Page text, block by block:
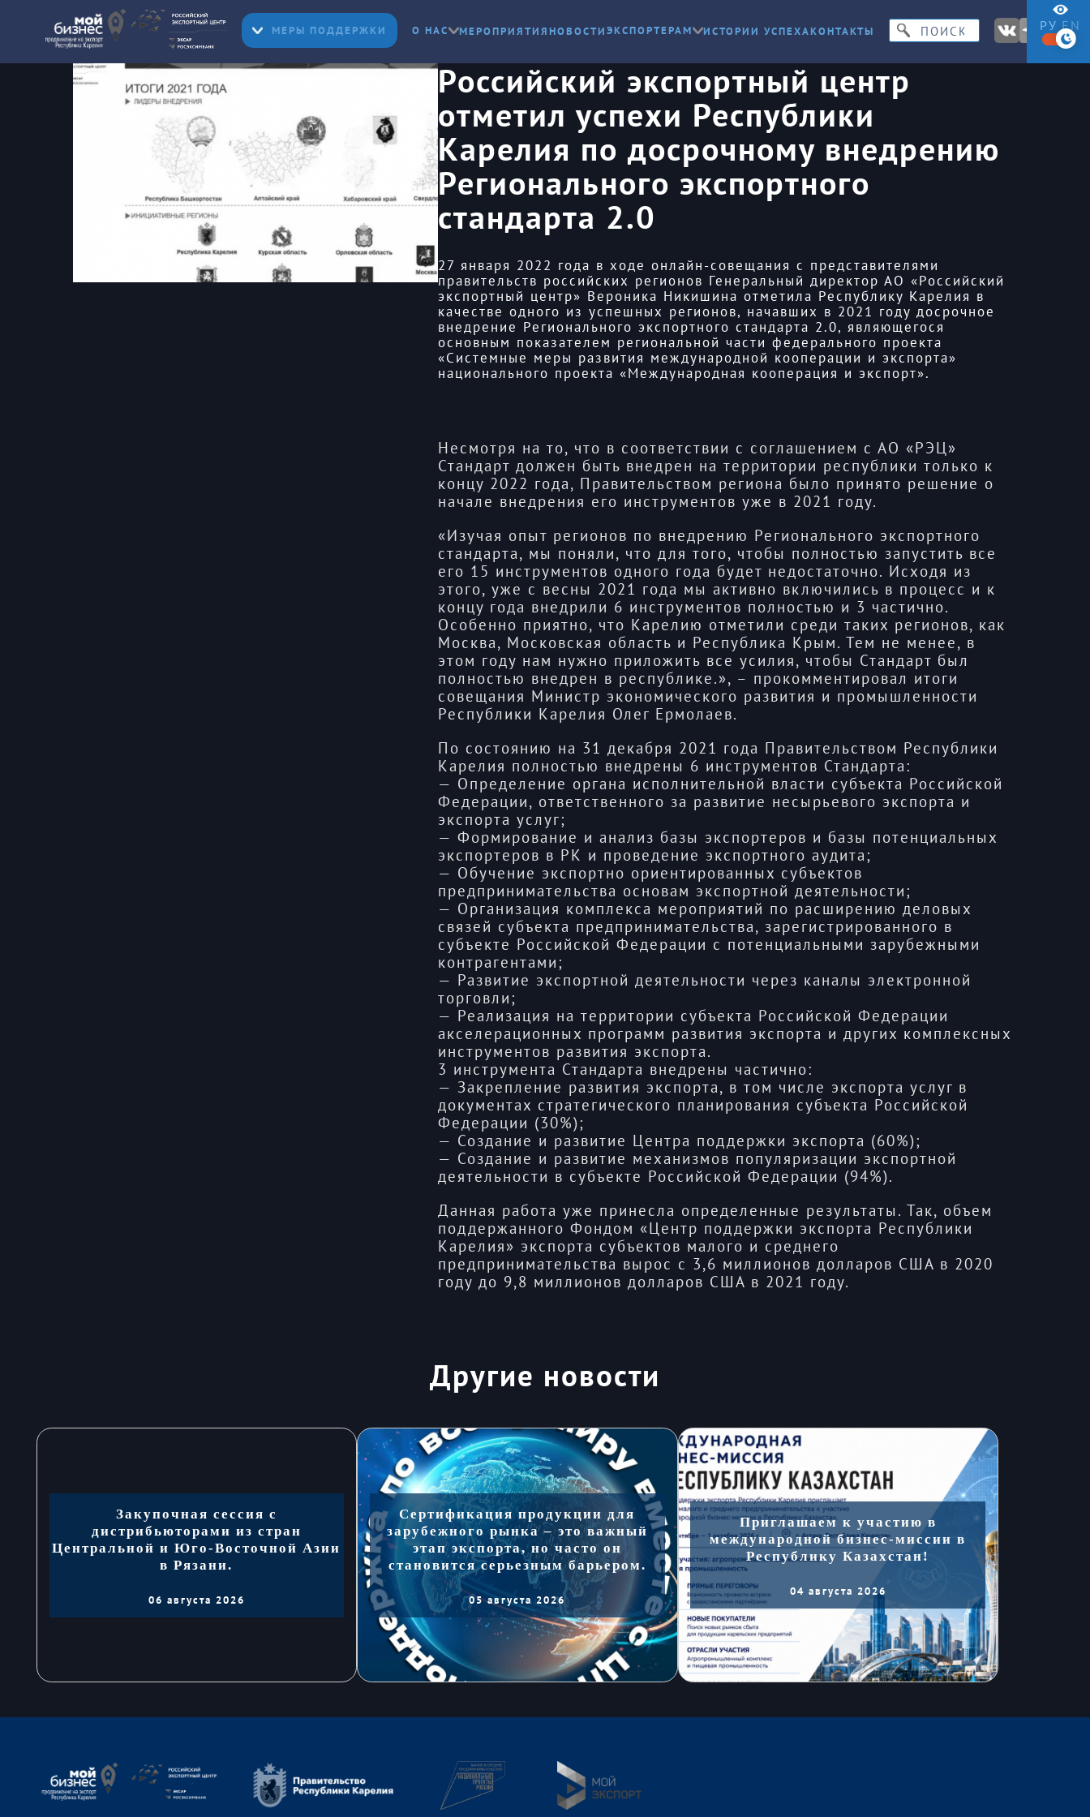
МЕРЫ ПОДДЕРЖКИ О НАС МЕРОПРИЯТИЯНОВОСТИЭКСПОРТЕРАМ ИСТОРИИ УСПЕХАКОНТАКТЫ РУ EN
Российский экспортный центр
отметил успехи Республики
Карелия по досрочному внедрению
Регионального экспортного
стандарта 2.0
27 января 2022 года в ходе онлайн-совещания с представителями
правительств российских регионов Генеральный директор АО «Российский
экспортный центр» Вероника Никишина отметила Республику Карелия в
качестве одного из успешных регионов, начавших в 2021 году досрочное
внедрение Регионального экспортного стандарта 2.0, являющегося
основным показателем региональной части федерального проекта
«Системные меры развития международной кооперации и экспорта»
национального проекта «Международная кооперация и экспорт».
Несмотря на то, что в соответствии с соглашением с АО «РЭЦ»
Стандарт должен быть внедрен на территории республики только к
концу 2022 года, Правительством региона было принято решение о
начале внедрения его инструментов уже в 2021 году.
«Изучая опыт регионов по внедрению Регионального экспортного
стандарта, мы поняли, что для того, чтобы полностью запустить все
его 15 инструментов одного года будет недостаточно. Исходя из
этого, уже с весны 2021 года мы активно включились в процесс и к
концу года внедрили 6 инструментов полностью и 3 частично.
Особенно приятно, что Карелию отметили среди таких регионов, как
Москва, Московская область и Республика Крым. Тем не менее, в
этом году нам нужно приложить все усилия, чтобы Стандарт был
полностью внедрен в республике.», – прокомментировал итоги
совещания Министр экономического развития и промышленности
Республики Карелия Олег Ермолаев.
По состоянию на 31 декабря 2021 года Правительством Республики
Карелия полностью внедрены 6 инструментов Стандарта:
— Определение органа исполнительной власти субъекта Российской
Федерации, ответственного за развитие несырьевого экспорта и
экспорта услуг;
— Формирование и анализ базы экспортеров и базы потенциальных
экспортеров в РК и проведение экспортного аудита;
— Обучение экспортно ориентированных субъектов
предпринимательства основам экспортной деятельности;
— Организация комплекса мероприятий по расширению деловых
связей субъекта предпринимательства, зарегистрированного в
субъекте Российской Федерации с потенциальными зарубежными
контрагентами;
— Развитие экспортной деятельности через каналы электронной
торговли;
— Реализация на территории субъекта Российской Федерации
акселерационных программ развития экспорта и других комплексных
инструментов развития экспорта.
3 инструмента Стандарта внедрены частично:
— Закрепление развития экспорта, в том числе экспорта услуг в
документах стратегического планирования субъекта Российской
Федерации (30%);
— Создание и развитие Центра поддержки экспорта (60%);
— Создание и развитие механизмов популяризации экспортной
деятельности в субъекте Российской Федерации (94%).
Данная работа уже принесла определенные результаты. Так, объем
поддержанного Фондом «Центр поддержки экспорта Республики
Карелия» экспорта субъектов малого и среднего
предпринимательства вырос с 3,6 миллионов долларов США в 2020
году до 9,8 миллионов долларов США в 2021 году.
Другие новости
Закупочная сессия с
дистрибьюторами из стран
Центральной и Юго-Восточной Азии
в Рязани.
06 августа 2026
Сертификация продукции для
зарубежного рынка – это важный
этап экспорта, но часто он
становится серьезным барьером.
05 августа 2026
Приглашаем к участию в
международной бизнес-миссии в
Республику Казахстан!
04 августа 2026